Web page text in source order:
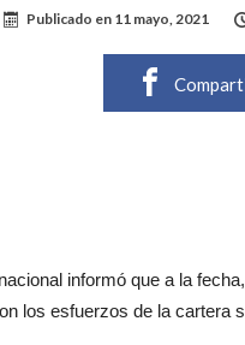
Publicado en 11 mayo, 2021
informó que a la
los esfuerzos de la cartera